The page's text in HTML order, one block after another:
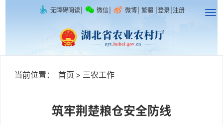
无障碍阅读 微信 微博 繁體 登录 注册
当前位置： 首页 > 三农工作
筑牢荆楚粮仓安全防线